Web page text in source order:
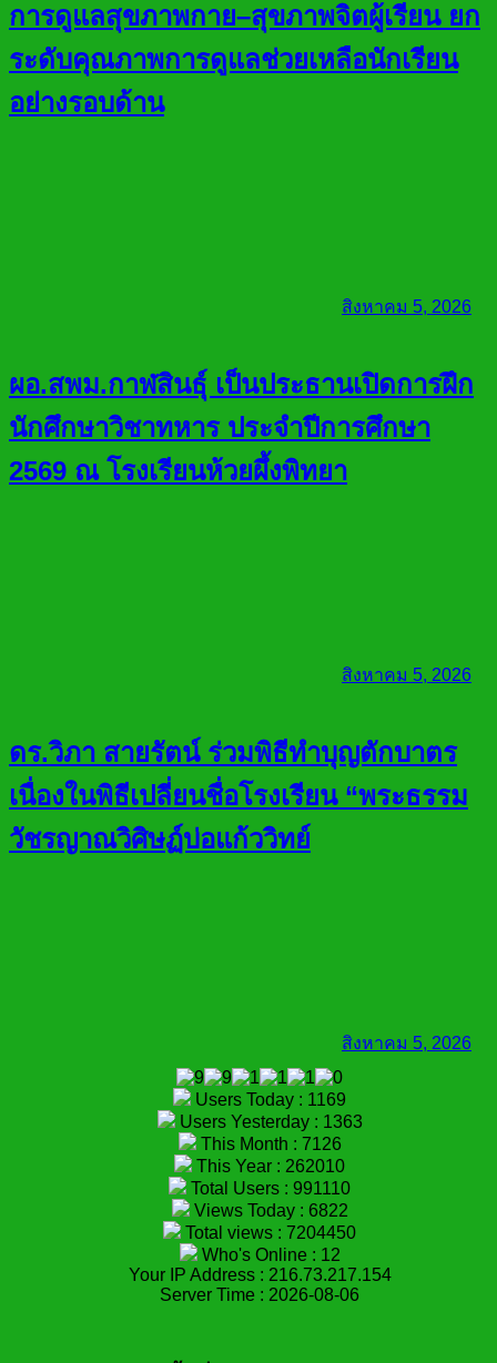
การดูแลสุขภาพกาย–สุขภาพจิตผู้เรียน ยก
ระดับคุณภาพการดูแลช่วยเหลือนักเรียน
อย่างรอบด้าน
สิงหาคม 5, 2026
ผอ.สพม.กาฬสินธุ์ เป็นประธานเปิดการฝึก
นักศึกษาวิชาทหาร ประจำปีการศึกษา
2569 ณ โรงเรียนห้วยผึ้งพิทยา
สิงหาคม 5, 2026
ดร.วิภา สายรัตน์ ร่วมพิธีทำบุญตักบาตร
เนื่องในพิธีเปลี่ยนชื่อโรงเรียน “พระธรรม
วัชรญาณวิศิษฏ์บ่อแก้ววิทย์
สิงหาคม 5, 2026
Users Today : 1169
Users Yesterday : 1363
This Month : 7126
This Year : 262010
Total Users : 991110
Views Today : 6822
Total views : 7204450
Who's Online : 12
Your IP Address : 216.73.217.154
Server Time : 2026-08-06